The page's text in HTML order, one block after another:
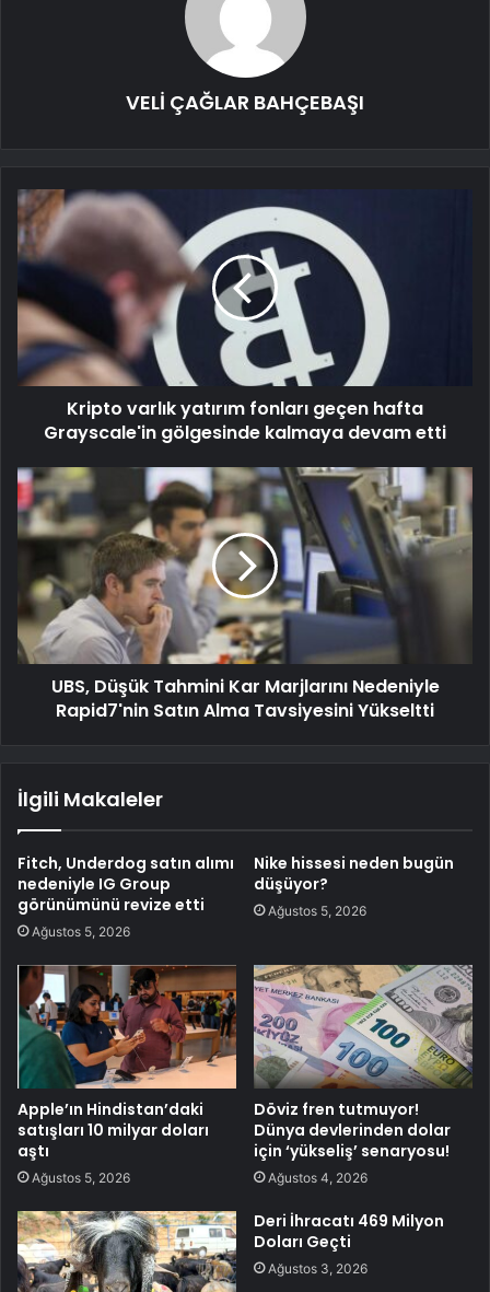
VELİ ÇAĞLAR BAHÇEBAŞI
Kripto varlık yatırım fonları geçen hafta
Grayscale'in gölgesinde kalmaya devam etti
UBS, Düşük Tahmini Kar Marjlarını Nedeniyle
Rapid7'nin Satın Alma Tavsiyesini Yükseltti
İlgili Makaleler
Fitch, Underdog satın alımı
nedeniyle IG Group
görünümünü revize etti
Ağustos 5, 2026
Nike hissesi neden bugün
düşüyor?
Ağustos 5, 2026
Apple’ın Hindistan’daki
satışları 10 milyar doları
aştı
Ağustos 5, 2026
Döviz fren tutmuyor!
Dünya devlerinden dolar
için ‘yükseliş’ senaryosu!
Ağustos 4, 2026
Deri İhracatı 469 Milyon
Doları Geçti
Ağustos 3, 2026